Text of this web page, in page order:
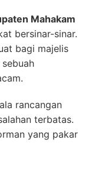
Mahakam
bersinar-sinar.
bagi majelis
rancangan
terbatas.
yang pakar